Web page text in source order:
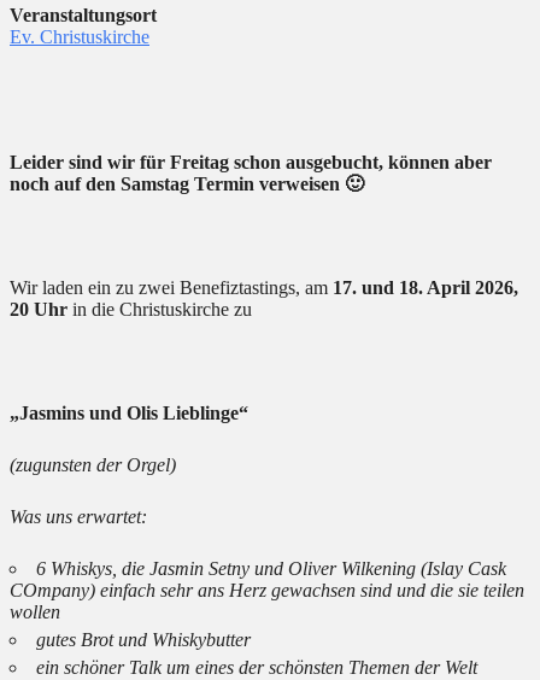
Veranstaltungsort
Ev. Christuskirche
Leider sind wir für Freitag schon ausgebucht, können aber
noch auf den Samstag Termin verweisen 🙂
Wir laden ein zu zwei Benefiztastings, am 17. und 18. April 2026,
20 Uhr in die Christuskirche zu
„Jasmins und Olis Lieblinge“
(zugunsten der Orgel)
Was uns erwartet:
6 Whiskys, die Jasmin Setny und Oliver Wilkening (Islay Cask
COmpany) einfach sehr ans Herz gewachsen sind und die sie teilen
wollen
gutes Brot und Whiskybutter
ein schöner Talk um eines der schönsten Themen der Welt